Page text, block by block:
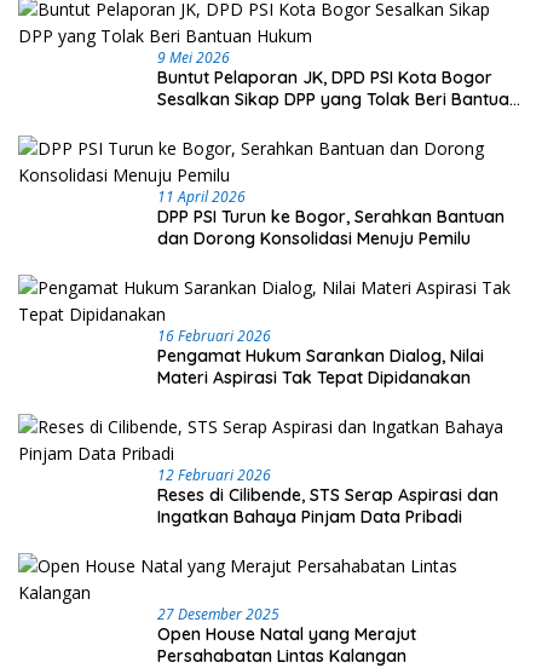
9 Mei 2026
Buntut Pelaporan JK, DPD PSI Kota Bogor
Sesalkan Sikap DPP yang Tolak Beri Bantuan
11 April 2026
DPP PSI Turun ke Bogor, Serahkan Bantuan
dan Dorong Konsolidasi Menuju Pemilu
16 Februari 2026
Pengamat Hukum Sarankan Dialog, Nilai
Materi Aspirasi Tak Tepat Dipidanakan
12 Februari 2026
Reses di Cilibende, STS Serap Aspirasi dan
Ingatkan Bahaya Pinjam Data Pribadi
27 Desember 2025
Open House Natal yang Merajut
Persahabatan Lintas Kalangan